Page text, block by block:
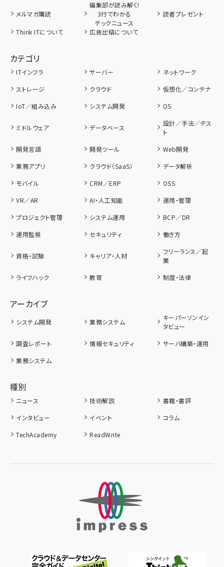
メルマガ購読
編集部が読み解く!
3行でわかる
テックニュース
読者プレゼント
Think ITについて 広告出稿について
カテゴリ
ITインフラ サーバー
ネットワーク
ストレージ
クラウド
仮想化／コンテナ
IoT／組み込み
システム開発 OS
ミドルウェア データベース
設計／手法／テス
ト
開発言語
開発ツール
Web開発
業務アプリ
クラウド（SaaS）
データ解析
モバイル
CRM／ERP
OSS
VR／AR
AI・人工知能
運用・管理
プロジェクト管理
システム運用
BCP／DR
運用監視
セキュリティ 働き方
資格・試験 キャリア・人材
フリーランス／起
業
ライフハック
教育 制度・法律
アーカイブ
システム開発 業務システム
キーパーソンイン
タビュー
調査レポート
情報セキュリティ
サーバ構築・運用
業務システム
種別
ニュース 技術解説
書籍・書評
インタビュー
イベント
コラム
TechAcademy
ReadWrite